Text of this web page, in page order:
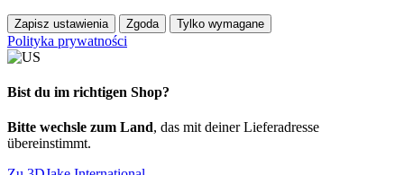
Zapisz ustawienia Zgoda Tylko wymagane
Polityka prywatności
Bist du im richtigen Shop?
Bitte wechsle zum Land, das mit deiner Lieferadresse
übereinstimmt.